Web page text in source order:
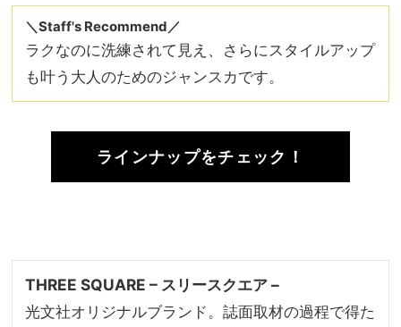
＼Staff's Recommend／
ラクなのに洗練されて見え、さらにスタイルアップ
も叶う大人のためのジャンスカです。
ラインナップをチェック！
THREE SQUARE – スリースクエア –
光文社オリジナルブランド。誌面取材の過程で得た